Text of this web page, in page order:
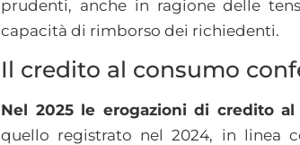
prudenti, anche in ragione delle
capacità di rimborso dei richiedenti.
Il credito al consumo
Nel 2025 le erogazioni di credito
quello registrato nel 2024, in linea